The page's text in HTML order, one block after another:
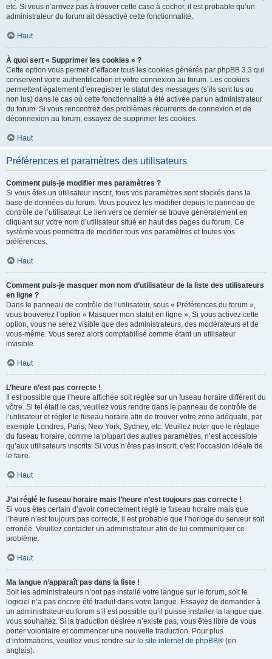
etc. Si vous n’arrivez pas à trouver cette case à cocher, il est probable qu’un
administrateur du forum ait désactivé cette fonctionnalité.
Haut
À quoi sert « Supprimer les cookies » ?
Cette option vous permet d’effacer tous les cookies générés par phpBB 3.3 qui
conservent votre authentification et votre connexion au forum. Les cookies
permettent également d’enregistrer le statut des messages (s’ils sont lus ou
non lus) dans le cas où cette fonctionnalité a été activée par un administrateur
du forum. Si vous rencontrez des problèmes récurrents de connexion et de
déconnexion au forum, essayez de supprimer les cookies.
Haut
Préférences et paramètres des utilisateurs
Comment puis-je modifier mes paramètres ?
Si vous êtes un utilisateur inscrit, tous vos paramètres sont stockés dans la
base de données du forum. Vous pouvez les modifier depuis le panneau de
contrôle de l’utilisateur. Le lien vers ce dernier se trouve généralement en
cliquant sur votre nom d’utilisateur situé en haut des pages du forum. Ce
système vous permettra de modifier tous vos paramètres et toutes vos
préférences.
Haut
Comment puis-je masquer mon nom d’utilisateur de la liste des utilisateurs
en ligne ?
Dans le panneau de contrôle de l’utilisateur, sous « Préférences du forum »,
vous trouverez l’option « Masquer mon statut en ligne ». Si vous activez cette
option, vous ne serez visible que des administrateurs, des modérateurs et de
vous-même. Vous serez alors comptabilisé comme étant un utilisateur
invisible.
Haut
L’heure n’est pas correcte !
Il est possible que l’heure affichée soit réglée sur un fuseau horaire différent du
vôtre. Si tel était le cas, veuillez vous rendre dans le panneau de contrôle de
l’utilisateur et régler le fuseau horaire afin de trouver votre zone adéquate, par
exemple Londres, Paris, New York, Sydney, etc. Veuillez noter que le réglage
du fuseau horaire, comme la plupart des autres paramètres, n’est accessible
qu’aux utilisateurs inscrits. Si vous n’êtes pas inscrit, c’est l’occasion idéale de
le faire.
Haut
J’ai réglé le fuseau horaire mais l’heure n’est toujours pas correcte !
Si vous êtes certain d’avoir correctement réglé le fuseau horaire mais que
l’heure n’est toujours pas correcte, il est probable que l’horloge du serveur soit
erronée. Veuillez contacter un administrateur afin de lui communiquer ce
problème.
Haut
Ma langue n’apparaît pas dans la liste !
Soit les administrateurs n’ont pas installé votre langue sur le forum, soit le
logiciel n’a pas encore été traduit dans votre langue. Essayez de demander à
un administrateur du forum s’il est possible qu’il puisse installer la langue que
vous souhaitez. Si la traduction désirée n’existe pas, vous êtes libre de vous
porter volontaire et commencer une nouvelle traduction. Pour plus
d’informations, veuillez vous rendre sur le site internet de phpBB® (en
anglais).